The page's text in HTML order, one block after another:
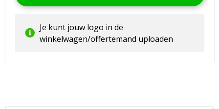
Je kunt jouw logo in de
winkelwagen/offertemand uploaden